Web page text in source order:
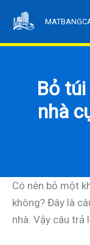
nội
Bỏ
nhà
Có nên bỏ một
không? Đây là
nhà. Vậy câu trả